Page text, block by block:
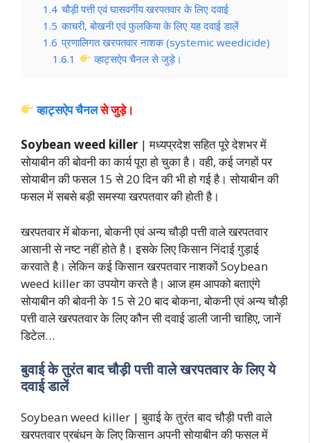
1.4 चौड़ी पत्ती एवं घासवर्गीय खरपतवार के लिए दवाई
1.5 काचरी, बोखनी एवं फुलकिया के लिए यह दवाई डालें
1.6 प्रणालिगत खरपतवार नाशक (systemic weedicide)
1.6.1
व्हाट्सऐप चैनल से जुड़े।
व्हाट्सऐप चैनलसे जुड़े।
Soybean weed killer | मध्यप्रदेश सहित पूरे देशभर में
सोयाबीन की बोवनी का कार्य पूरा हो चुका है। वही, कई जगहों पर
सोयाबीन की फसल 15 से 20 दिन की भी हो गई है। सोयाबीन की
फसल में सबसे बड़ी समस्या खरपतवार की होती है।
खरपतवार में बोकना, बोकनी एवं अन्य चौड़ी पत्ती वाले खरपतवार
आसानी से नष्ट नहीं होते है। इसके लिए किसान निंदाई गुड़ाई
करवाते है। लेकिन कई किसान खरपतवार नाशकों Soybean
weed killer का उपयोग करते है। आज हम आपको बताएंगे
सोयाबीन की बोवनी के 15 से 20 बाद बोकना, बोकनी एवं अन्य चौड़ी
पत्ती वाले खरपतवार के लिए कौन सी दवाई डाली जानी चाहिए, जानें
डिटेल…
बुवाई के तुरंत बाद चौड़ी पत्ती वाले खरपतवार के लिए ये
दवाई डालें
Soybean weed killer | बुवाई के तुरंत बाद चौड़ी पत्ती वाले
खरपतवार प्रबंधन के लिए किसान अपनी सोयाबीन की फसल में